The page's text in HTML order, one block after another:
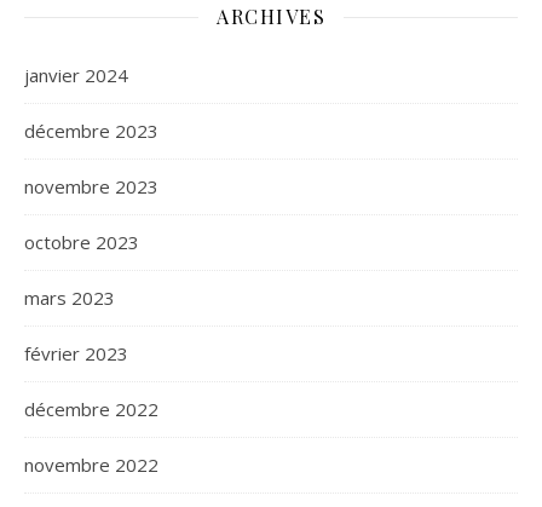
ARCHIVES
janvier 2024
décembre 2023
novembre 2023
octobre 2023
mars 2023
février 2023
décembre 2022
novembre 2022